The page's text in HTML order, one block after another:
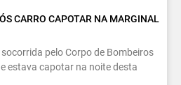
CARRO CAPOTAR NA MARGINAL
pelo Corpo de Bombeiros
estava capotar na noite desta